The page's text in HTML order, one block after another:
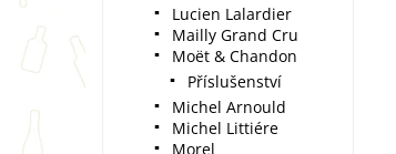
Lucien Lalardier
Mailly Grand Cru
Moët & Chandon
Příslušenství
Michel Arnould
Michel Littiére
Morel